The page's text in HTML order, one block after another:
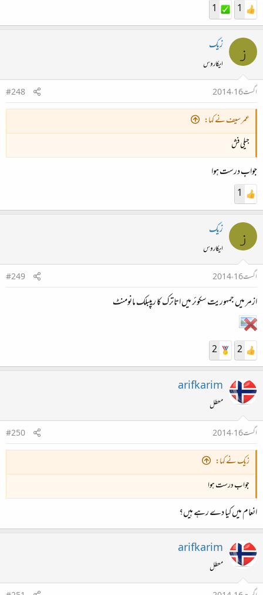
1
1
ز زیک
ایکاروس
اگست 16، 2014
#248
عمر سیف نے کہا:
جیلی فش
جواب درست ہوا
1
ز زیک
ایکاروس
اگست 16، 2014
#249
ازمر میں جمہوریت سکوئر میں اتاترک کا ریپبلک مانومنٹ
2
2
arifkarim
معطل
اگست 16، 2014
#250
زیک نے کہا:
جواب درست ہوا
انعام میں کیا دے رہے ہیں؟
arifkarim
معطل